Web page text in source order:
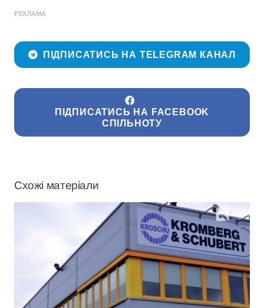
РЕКЛАМА
ПІДПИСАТИСЬ НА TELEGRAM КАНАЛ
ПІДПИСАТИСЬ НА FACEBOOK
СПІЛЬНОТУ
Схожі матеріали